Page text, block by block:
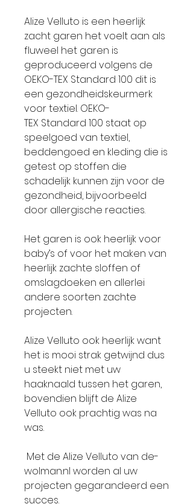
Alize Velluto is een heerlijk
zacht garen het voelt aan als
fluweel het garen is
geproduceerd volgens de
OEKO-TEX Standard 100 dit is
een gezondheidskeurmerk
voor textiel. OEKO-
TEX Standard 100 staat op
speelgoed van textiel,
beddengoed en kleding die is
getest op stoffen die
schadelijk kunnen zijn voor de
gezondheid, bijvoorbeeld
door allergische reacties.
Het garen is ook heerlijk voor
baby’s of voor het maken van
heerlijk zachte sloffen of
omslagdoeken en allerlei
andere soorten zachte
projecten.
Alize Velluto ook heerlijk want
het is mooi strak getwijnd dus
u steekt niet met uw
haaknaald tussen het garen,
bovendien blijft de Alize
Velluto ook prachtig was na
was.
Met de Alize Velluto van de-
wolman.nl worden al uw
projecten gegarandeerd een
succes.